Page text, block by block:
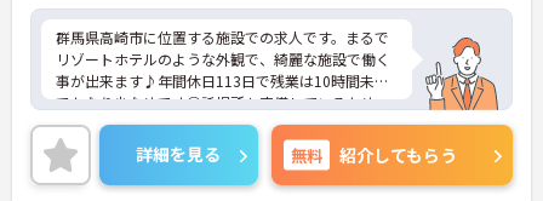
群馬県高崎市に位置する施設での求人です。まるで
リゾートホテルのような外観で、綺麗な施設で働く
事が出来ます♪年間休日113日で残業は10時間未満
でかなり少なめです◎託児所も完備しているため、
お子さんがいる方も安心して勤務する事が出来ま
す。今まで以上に利用者様に寄り添いたい・キレイ
な施設で勤務したいと思う方に非常にオススメです
♪ご興味のある方はお気軽にお問い合わせ下さい。
詳細を見る 無料 紹介してもらう